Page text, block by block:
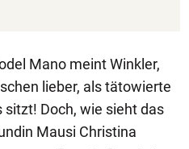
Mano meint Winkler,
lieber, als tätowierte
Doch, wie sieht das
Mausi Christina